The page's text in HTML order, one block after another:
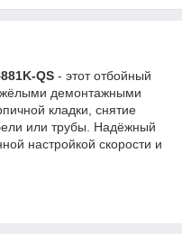
QS - этот отбойный
демонтажными
кладки, снятие
или трубы. Надёжный
настройкой скорости и